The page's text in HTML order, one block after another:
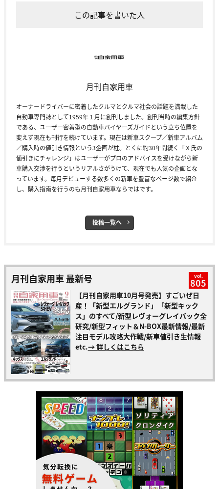
この記事を書いた人
月刊自家用車
オーナードライバーに密着したクルマとクルマ社会の話題を満載した
自動車専門誌として1959年１月に創刊しました。創刊当時の編集方針
である、ユーザー密着型の自動車バイヤーズガイドという立ち位置を
変えず現在も刊行を続けています。現在は新車スクープ／新車アルバム
／購入時の値引き情報という3企画が柱。とくに約30年間続く「Ｘ氏の
値引きにチャレンジ」はユーザーがプロのアドバイスを受けながら新
車購入交渉を行うというリアルさがうけて、現在でも人気の企画とな
っています。毎月デビューする数多くの新車を豊富なページ数で紹介
し、購入指南を行うのも月刊自家用車ならではです。
投稿一覧へ
月刊自家用車 最新号 vol.
805
【月刊自家用車10月号発売】すごいぜ日
産！「新型エルグランド」「新型キック
ス」のすべて/新型レヴォーグレイバック全
研究/新型フィット＆N-BOX最新情報/最新
注目モデル攻略大作戦/新車値引き生情報
etc.→ 詳しくはこちら